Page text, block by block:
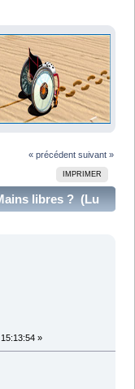
« précédent suivant »
IMPRIMER
libres ? (Lu
»